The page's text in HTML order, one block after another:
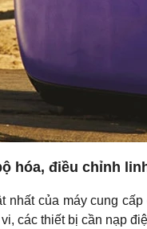
hóa, điều chỉnh
nhất của máy cung
các thiết bị cần nạp